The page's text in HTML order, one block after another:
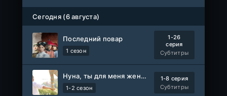
Сегодня (6 августа)
Последний повар
1 сезон
1-26
серия
Субтитры
Нуна, ты для меня женщина 2
1-2 сезон
1-8 серия
Субтитры